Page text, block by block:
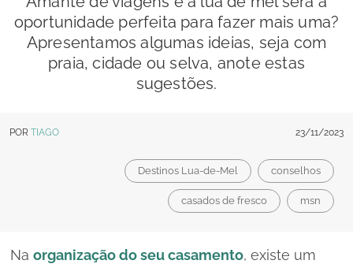
oportunidade perfeita para fazer mais uma?
Apresentamos algumas ideias, seja com
praia, cidade ou selva, anote estas
sugestões.
POR TIAGO 23/11/2023
Destinos Lua-de-Mel conselhos
casados de fresco msn
Na organização do seu casamento, existe um